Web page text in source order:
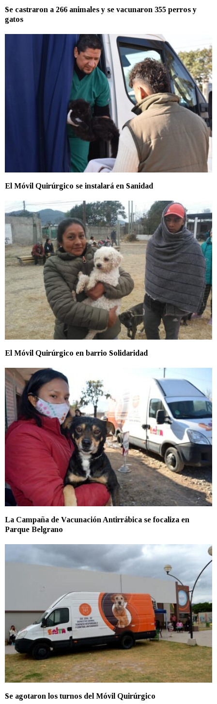
Se castraron a 266 animales y se vacunaron 355 perros y
gatos
El Móvil Quirúrgico se instalará en Sanidad
El Móvil Quirúrgico en barrio Solidaridad
La Campaña de Vacunación Antirrábica se focaliza en
Parque Belgrano
Se agotaron los turnos del Móvil Quirúrgico